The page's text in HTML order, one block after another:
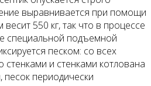
выравнивается при помощи
550 кг, так что в процессе
специальной подъемной
песком: со всех
стенками и стенками котлована
периодически